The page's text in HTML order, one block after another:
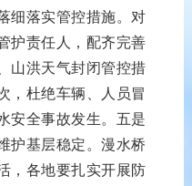
细落实管控措施。对
护责任人， 配齐完善
山洪天气封闭管控措
， 杜绝车辆、人员冒
安全事故发生。 五是
护基层稳定。漫水桥
， 各地要扎实开展防